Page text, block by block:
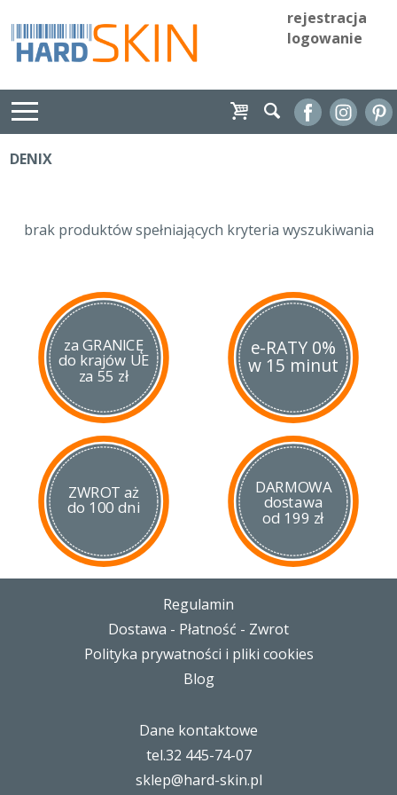
rejestracja
logowanie
DENIX
brak produktów spełniających kryteria wyszukiwania
za GRANICĘ
do krajów UE
za 55 zł
e-RATY 0%
w 15 minut
ZWROT aż
do 100 dni
DARMOWA
dostawa
od 199 zł
Regulamin
Dostawa - Płatność - Zwrot
Polityka prywatności i pliki cookies
Blog
Dane kontaktowe
tel.32 445-74-07
sklep@hard-skin.pl